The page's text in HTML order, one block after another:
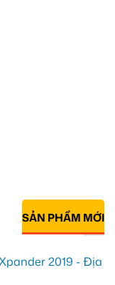
SẢN PHẨM MỚI
2019 - Địa